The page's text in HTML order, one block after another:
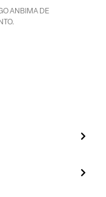
ANBIMA DE